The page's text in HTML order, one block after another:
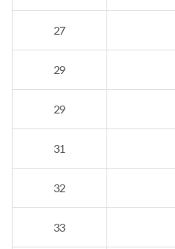
27
29
29
31
32
33